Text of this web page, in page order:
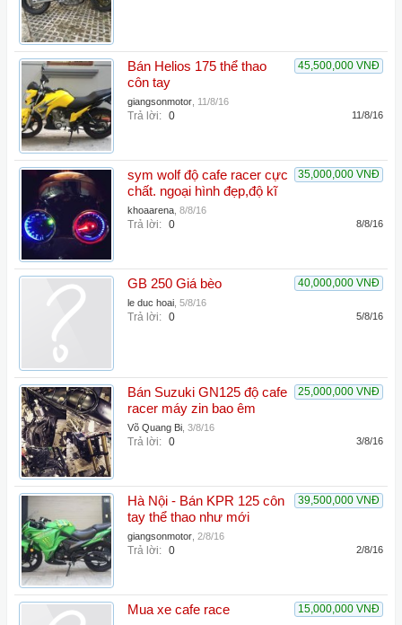
45,500,000 VNĐ
Bán Helios 175 thể thao
côn tay
giangsonmotor 11/8/16
Trả lời: 0 11/8/16
35,000,000 VNĐ
sym wolf độ cafe racer cực
chất. ngoại hình đẹp,độ kĩ
khoaarena 8/8/16
Trả lời: 0 8/8/16
40,000,000 VNĐ
GB 250 Giá bèo
le duc hoai 5/8/16
Trả lời: 0 5/8/16
25,000,000 VNĐ
Bán Suzuki GN125 độ cafe
racer máy zin bao êm
Võ Quang Bi 3/8/16
Trả lời: 0 3/8/16
39,500,000 VNĐ
Hà Nội - Bán KPR 125 côn
tay thể thao như mới
giangsonmotor 2/8/16
Trả lời: 0 2/8/16
15,000,000 VNĐ
Mua xe cafe race